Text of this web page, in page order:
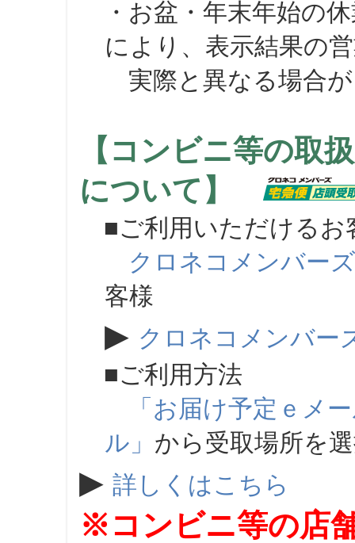
・お盆・年末年始の
により、表示結果の
実際と異なる場合が
【コンビニ等の取
について】
■ご利用いただけるお
クロネコメンバーズ
客様
▶ クロネコメンバー
■ご利用方法
「お届け予定ｅメ
ル」 から受取場所を
▶ 詳しくはこちら
※コンビニ等の店